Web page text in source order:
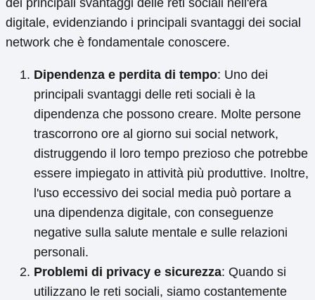
dei principali svantaggi delle reti sociali nell'era
digitale, evidenziando i principali svantaggi dei social
network che è fondamentale conoscere.
Dipendenza e perdita di tempo: Uno dei
principali svantaggi delle reti sociali è la
dipendenza che possono creare. Molte persone
trascorrono ore al giorno sui social network,
distruggendo il loro tempo prezioso che potrebbe
essere impiegato in attività più produttive. Inoltre,
l'uso eccessivo dei social media può portare a
una dipendenza digitale, con conseguenze
negative sulla salute mentale e sulle relazioni
personali.
Problemi di privacy e sicurezza: Quando si
utilizzano le reti sociali, siamo costantemente